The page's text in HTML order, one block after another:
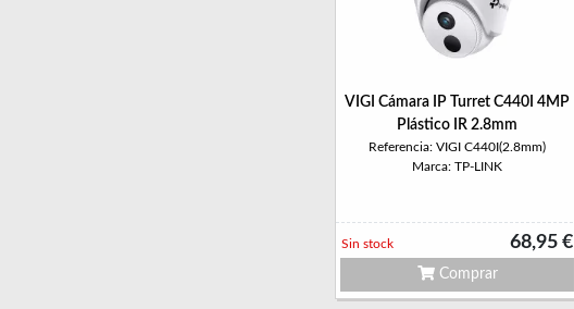
VIGI Cámara IP Turret C440I 4MP
Plástico IR 2.8mm
Referencia: VIGI C440I(2.8mm)
Marca: TP-LINK
68,95 €
Sin stock
Comprar